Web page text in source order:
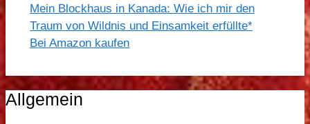
Mein Blockhaus in Kanada: Wie ich mir den
Traum von Wildnis und Einsamkeit erfüllte*
Bei Amazon kaufen
Allgemein